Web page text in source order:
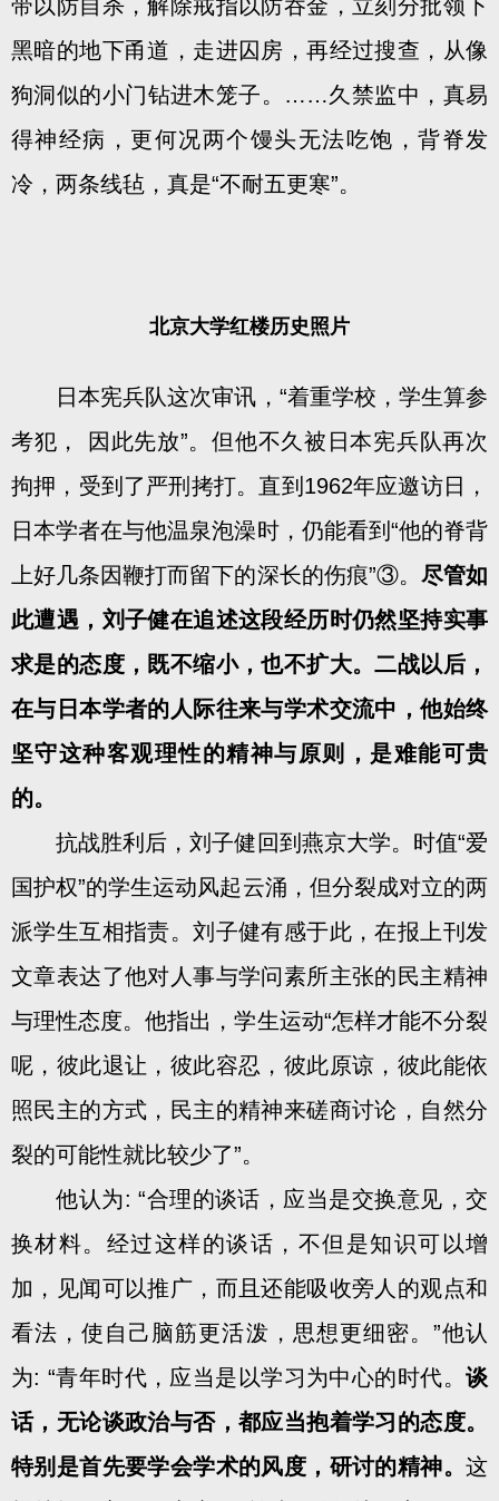
带以防自杀，解除戒指以防吞金，立刻分批领下
黑暗的地下甬道，走进囚房，再经过搜查，从像
狗洞似的小门钻进木笼子。……久禁监中，真易
得神经病，更何况两个馒头无法吃饱，背脊发
冷，两条线毡，真是“不耐五更寒”。
北京大学红楼历史照片
日本宪兵队这次审讯，“着重学校，学生算参
考犯， 因此先放”。但他不久被日本宪兵队再次
拘押，受到了严刑拷打。直到1962年应邀访日，
日本学者在与他温泉泡澡时，仍能看到“他的脊背
上好几条因鞭打而留下的深长的伤痕”③。 尽管如
此遭遇，刘子健在追述这段经历时仍然坚持实事
求是的态度，既不缩小，也不扩大。二战以后，
在与日本学者的人际往来与学术交流中，他始终
坚守这种客观理性的精神与原则，是难能可贵
的。
抗战胜利后，刘子健回到燕京大学。时值“爱
国护权”的学生运动风起云涌，但分裂成对立的两
派学生互相指责。刘子健有感于此，在报上刊发
文章表达了他对人事与学问素所主张的民主精神
与理性态度。他指出，学生运动“怎样才能不分裂
呢，彼此退让，彼此容忍，彼此原谅，彼此能依
照民主的方式，民主的精神来磋商讨论，自然分
裂的可能性就比较少了”。
他认为: “合理的谈话，应当是交换意见，交
换材料。经过这样的谈话，不但是知识可以增
加，见闻可以推广，而且还能吸收旁人的观点和
看法，使自己脑筋更活泼，思想更细密。”他认
为: “青年时代，应当是以学习为中心的时代。 谈
话，无论谈政治与否，都应当抱着学习的态度。
特别是首先要学会学术的风度，研讨的精神。 这